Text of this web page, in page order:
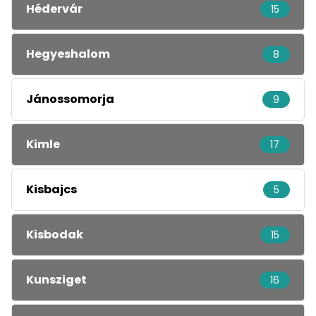
Hédervár 15
Hegyeshalom 8
Jánossomorja 9
Kimle 17
Kisbajcs 5
Kisbodak 15
Kunsziget 16